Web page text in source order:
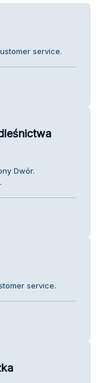
service.
Dwór.
service.